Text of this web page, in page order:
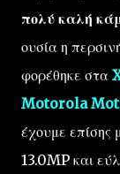
πολύ καλή
ουσία η
φορέθηκε στα
Motorola
έχουμε
13.0MP και